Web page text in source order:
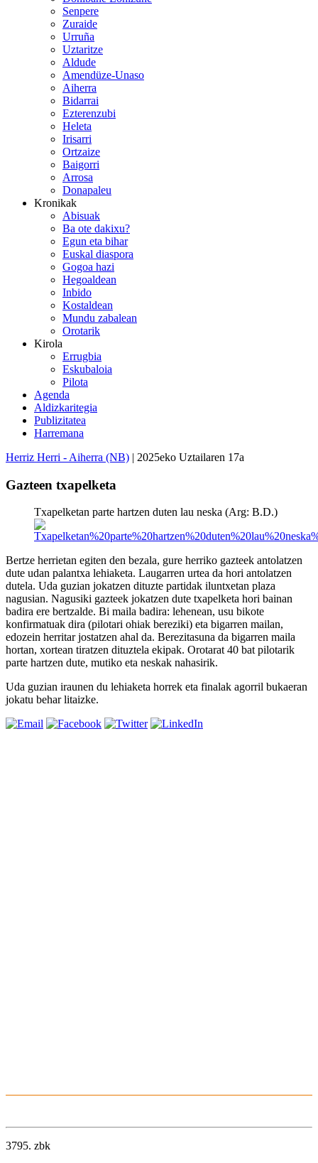
Senpere
Zuraide
Urruña
Uztaritze
Aldude
Amendüze-Unaso
Aiherra
Bidarrai
Ezterenzubi
Heleta
Irisarri
Ortzaize
Baigorri
Arrosa
Donapaleu
Kronikak
Abisuak
Ba ote dakixu?
Egun eta bihar
Euskal diaspora
Gogoa hazi
Hegoaldean
Inbido
Kostaldean
Mundu zabalean
Orotarik
Kirola
Errugbia
Eskubaloia
Pilota
Agenda
Aldizkaritegia
Publizitatea
Harremana
Herriz Herri - Aiherra (NB) | 2025eko Uztailaren 17a
Gazteen txapelketa
Txapelketan parte hartzen duten lau neska (Arg: B.D.)
Bertze herrietan egiten den bezala, gure herriko gazteek antolatzen
dute udan palantxa lehiaketa. Laugarren urtea da hori antolatzen
dutela. Uda guzian jokatzen dituzte partidak iluntxetan plaza
nagusian. Nagusiki gazteek jokatzen dute txapelketa hori bainan
badira ere bertzalde. Bi maila badira: lehenean, usu bikote
konfirmatuak dira (pilotari ohiak bereziki) eta bigarren mailan,
edozein herritar jostatzen ahal da. Berezitasuna da bigarren maila
hortan, xortean tiratzen dituztela ekipak. Orotarat 40 bat pilotarik
parte hartzen dute, mutiko eta neskak nahasirik.
Uda guzian iraunen du lehiaketa horrek eta finalak agorril bukaeran
jokatu behar litaizke.
3795. zbk